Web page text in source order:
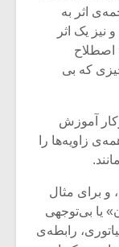
اثر به
نیز یک اثر
اصطلاح
که بی
آموزش
زاویه‌ها را
و برای مثال
یا بی‌توجهی
رابطه‌ی